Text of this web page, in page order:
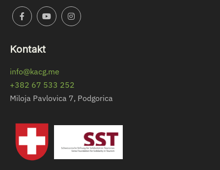
Kontakt
info@kacg.me
+382 67 533 252
Miloja Pavlovica 7, Podgorica